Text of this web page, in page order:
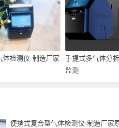
体检测仪-制造厂家
手提式多气体分
监测
便携式复合型气体检测仪-制造厂家